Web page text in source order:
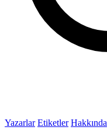
Yazarlar Etiketler Hakkında